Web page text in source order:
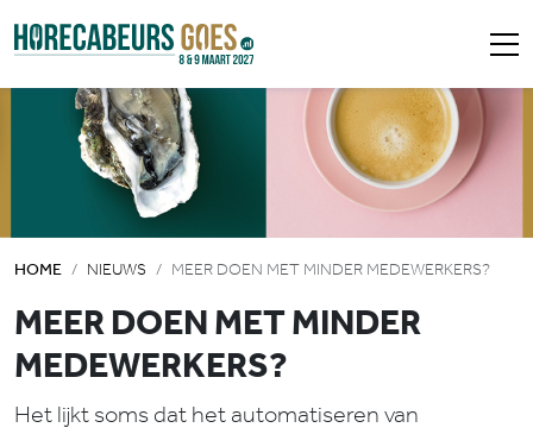
HOME NIEUWS MEER DOEN MET MINDER MEDEWERKERS?
MEER DOEN MET MINDER
MEDEWERKERS?
Het lijkt soms dat het automatiseren van